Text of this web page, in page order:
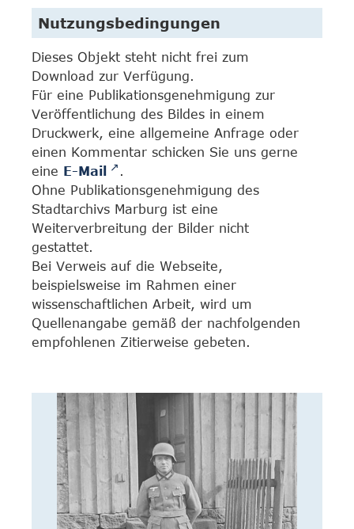
Nutzungsbedingungen
Dieses Objekt steht nicht frei zum
Download zur Verfügung.
Für eine Publikationsgenehmigung zur
Veröffentlichung des Bildes in einem
Druckwerk, eine allgemeine Anfrage oder
einen Kommentar schicken Sie uns gerne
eine E-Mail
.
Ohne Publikationsgenehmigung des
Stadtarchivs Marburg ist eine
Weiterverbreitung der Bilder nicht
gestattet.
Bei Verweis auf die Webseite,
beispielsweise im Rahmen einer
wissenschaftlichen Arbeit, wird um
Quellenangabe gemäß der nachfolgenden
empfohlenen Zitierweise gebeten.